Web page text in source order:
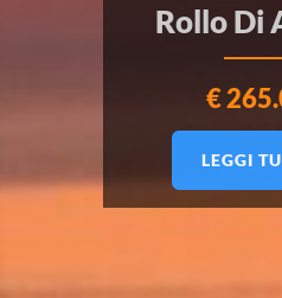
Rollo Di
€
LEGGI